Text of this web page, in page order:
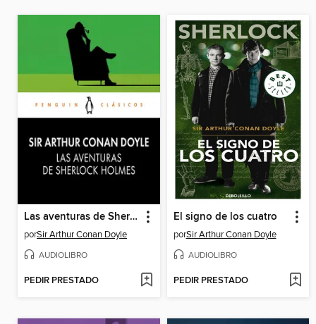
Las aventuras de Sherlock Holmes
porSir Arthur Conan Doyle
AUDIOLIBRO
PEDIR PRESTADO
El signo de los cuatro
porSir Arthur Conan Doyle
AUDIOLIBRO
PEDIR PRESTADO